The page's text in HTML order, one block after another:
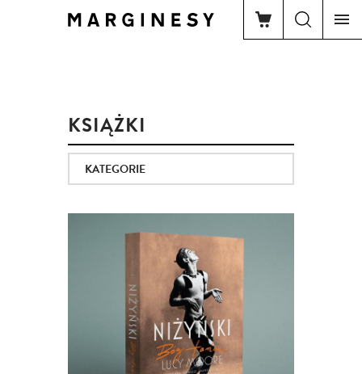
KSIĄŻKI
KATEGORIE